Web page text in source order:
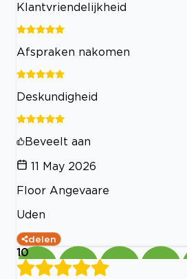
Klantvriendelijkheid
Afspraken nakomen
Deskundigheid
Beveelt aan
11 May 2026
Floor Angevaare
Uden
delen
10